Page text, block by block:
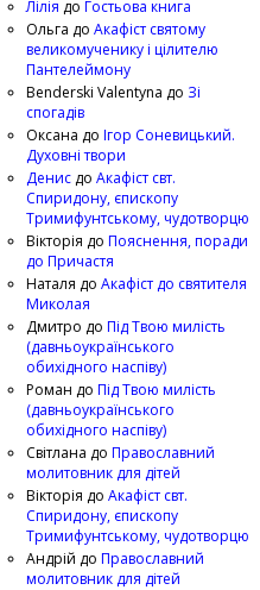
Лілія до Гостьова книга
Ольга до Акафіст святому
великомученику і цілителю
Пантелеймону
Benderski Valentyna до Зі
спогадів
Оксана до Ігор Соневицький.
Духовні твори
Денис до Акафіст свт.
Спиридону, єпископу
Тримифунтському, чудотворцю
Вікторія до Пояснення, поради
до Причастя
Наталя до Акафіст до святителя
Миколая
Дмитро до Під Твою милість
(давньоукраїнського
обихідного наспіву)
Роман до Під Твою милість
(давньоукраїнського
обихідного наспіву)
Світлана до Православний
молитовник для дітей
Вікторія до Акафіст свт.
Спиридону, єпископу
Тримифунтському, чудотворцю
Андрій до Православний
молитовник для дітей